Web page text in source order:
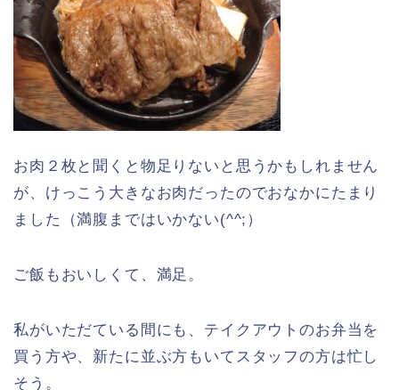
お肉２枚と聞くと物足りないと思うかもしれません
が、けっこう大きなお肉だったのでおなかにたまり
ました（満腹まではいかない(^^;）
ご飯もおいしくて、満足。
私がいただている間にも、テイクアウトのお弁当を
買う方や、新たに並ぶ方もいてスタッフの方は忙し
そう。